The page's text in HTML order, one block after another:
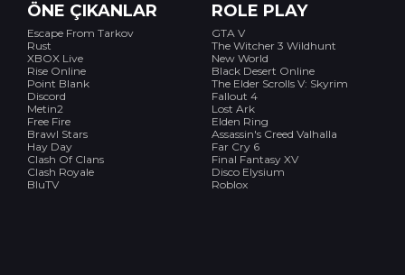
ÖNE ÇIKANLAR
Escape From Tarkov
Rust
XBOX Live
Rise Online
Point Blank
Discord
Metin2
Free Fire
Brawl Stars
Hay Day
Clash Of Clans
Clash Royale
BluTV
ROLE PLAY
GTA V
The Witcher 3 Wildhunt
New World
Black Desert Online
The Elder Scrolls V: Skyrim
Fallout 4
Lost Ark
Elden Ring
Assassin's Creed Valhalla
Far Cry 6
Final Fantasy XV
Disco Elysium
Roblox